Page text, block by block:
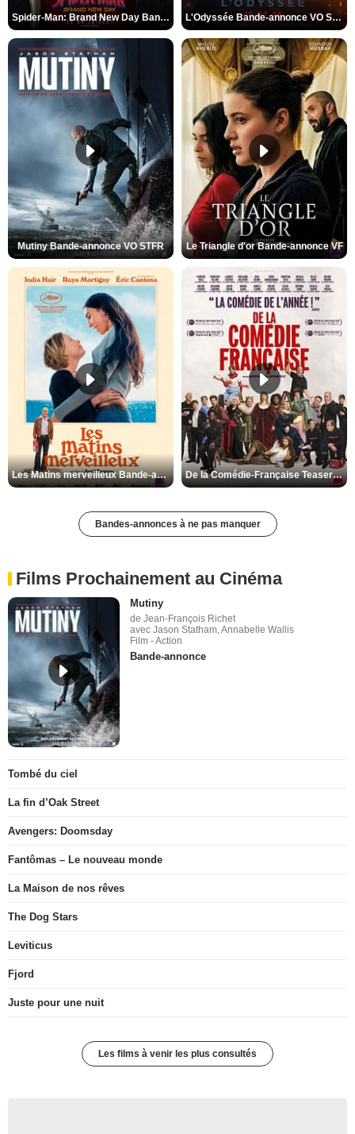
Spider-Man: Brand New Day Bande-annonce VO STFR L'Odyssée Bande-annonce VO STFR
Mutiny Bande-annonce VO STFR Le Triangle d'or Bande-annonce VF
Les Matins merveilleux Bande-annonce VF De la Comédie-Française Teaser VF
Bandes-annonces à ne pas manquer
Films Prochainement au Cinéma
Mutiny
de Jean-François Richet
avec Jason Statham, Annabelle Wallis
Film - Action
Bande-annonce
Tombé du ciel
La fin d’Oak Street
Avengers: Doomsday
Fantômas – Le nouveau monde
La Maison de nos rêves
The Dog Stars
Leviticus
Fjord
Juste pour une nuit
Les films à venir les plus consultés